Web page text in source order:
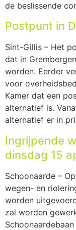
de beslissende
Postpunt in
Sint-Gillis – Het
dat in
worden. Eerder
voor
Kamer dat een
alternatief is.
alternatief er in
Ingrijpende
dinsdag 15
Schoonaarde –
wegen- en
worden
zal worden